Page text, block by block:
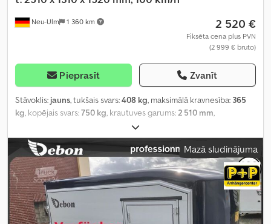
Neu-Ulm 1 360 km 2 520 €
Fiksēta cena plus PVN
(2 999 € bruto)
Pieprasīt Zvanīt
Stāvoklis: jauns, tukšais svars:408 kg, maksimālā kravnesība: 365
kg, kopējais svars:750 kg, krautuves garums:2 510 mm,
1 320 mm
augstums:1 520 mm, iekraušanas telpas tilpums:4,9 m³, krāsa:
balts, būvniecības augstums:2 080 mm, darba platums:1 760 mm,
Mazā sludinājuma